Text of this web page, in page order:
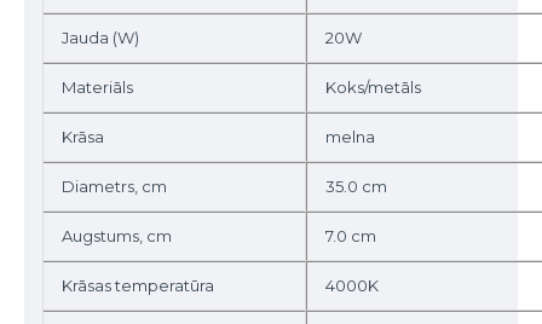
Jauda (W) 20W
Materiāls Koks/metāls
Krāsa melna
Diametrs, cm 35.0 cm
Augstums, cm 7.0 cm
Krāsas temperatūra 4000K